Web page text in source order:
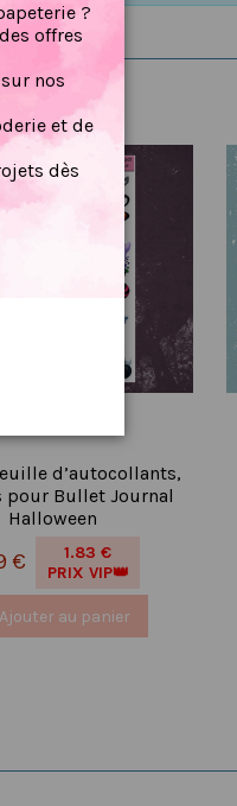
d’autocollants,
pour Bullet Journal
Halloween
€
1.83 €
PRIX VIP👑
Ajouter au panier
?
offres
nos
et de
dès